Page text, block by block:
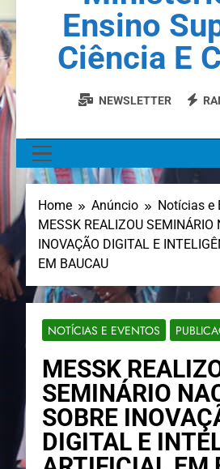
Ensino
Ciência E
NEWSLETTER
Home Anúncio
Notícias e
MESSK REALIZOU SEMINÁRIO
INOVAÇÃO DIGITAL E
EM BAUCAU
NOTÍCIAS E EVENTOS
MESSK
SEMINÁRIO
SOBRE
DIGITAL E